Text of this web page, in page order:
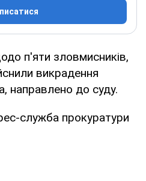
п'яти зловмисників,
викрадення
направлено до суду.
служба прокуратури